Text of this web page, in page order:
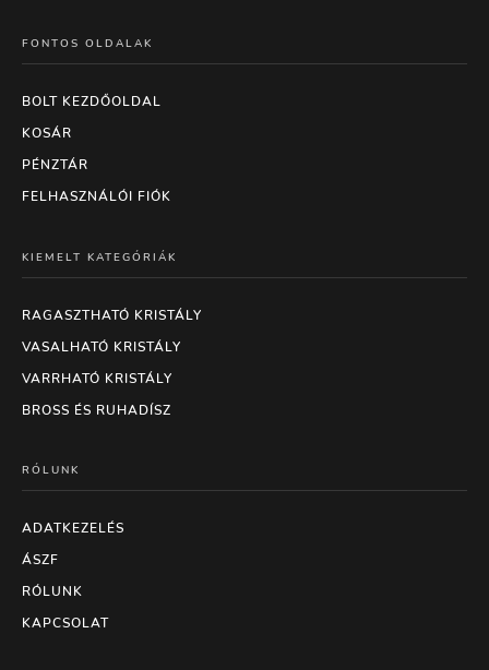
FONTOS OLDALAK
BOLT KEZDŐOLDAL
KOSÁR
PÉNZTÁR
FELHASZNÁLÓI FIÓK
KIEMELT KATEGÓRIÁK
RAGASZTHATÓ KRISTÁLY
VASALHATÓ KRISTÁLY
VARRHATÓ KRISTÁLY
BROSS ÉS RUHADÍSZ
RÓLUNK
ADATKEZELÉS
ÁSZF
RÓLUNK
KAPCSOLAT